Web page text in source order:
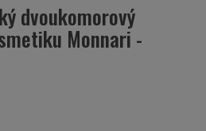
dvoukomorový
Monnari -